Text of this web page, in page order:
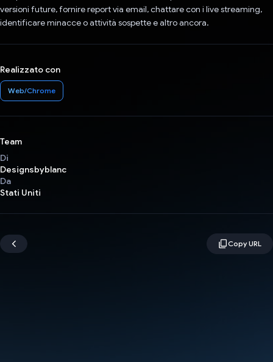
versioni future, fornire report via email, chattare con i live streaming,
identificare minacce o attività sospette e altro ancora.
Realizzato con
Web/Chrome
Team
Di
Designsbyblanc
Da
Stati Uniti